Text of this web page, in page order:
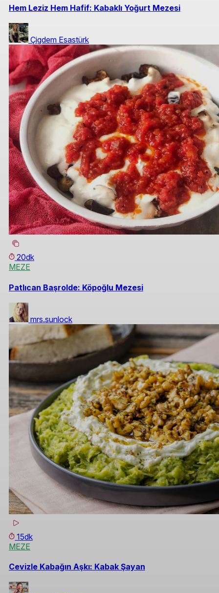
Hem Leziz Hem Hafif: Kabaklı Yoğurt Mezesi
Çigdem Esastürk
20dk
MEZE
Patlıcan Başrolde: Köpoğlu Mezesi
mrs.sunlock
15dk
MEZE
Cevizle Kabağın Aşkı: Kabak Şayan